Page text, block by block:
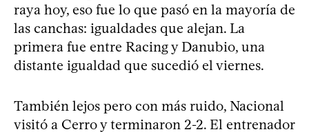
raya hoy, eso fue lo que pasó en la mayoría de
las canchas: igualdades que alejan. La
primera fue entre Racing y Danubio, una
distante igualdad que sucedió el viernes.
También lejos pero con más ruido, Nacional
visitó a Cerro y terminaron 2-2. El entrenador